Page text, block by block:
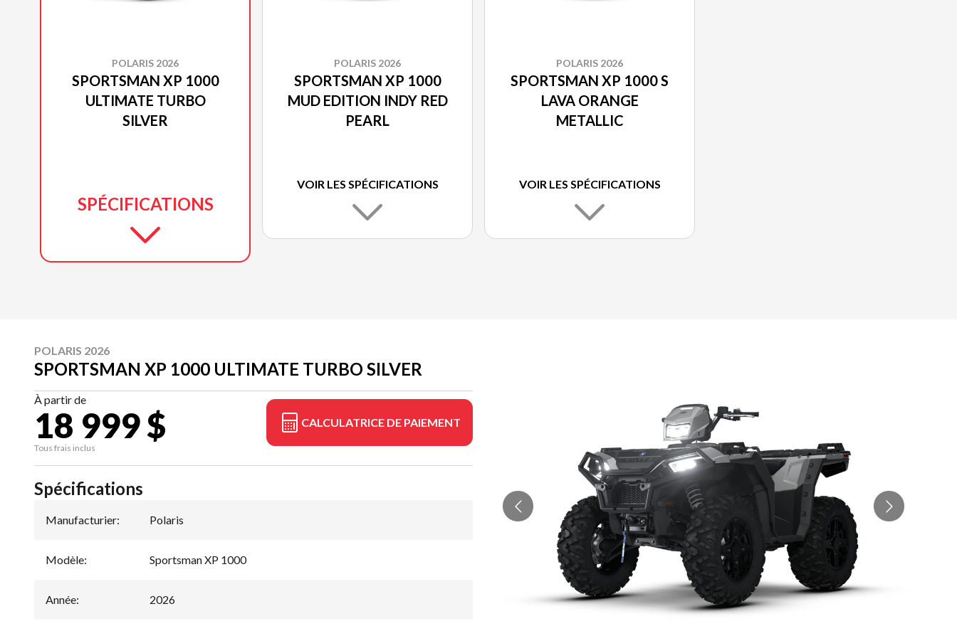
POLARIS 2026
SPORTSMAN XP 1000
ULTIMATE TURBO
SILVER
SPÉCIFICATIONS
POLARIS 2026
SPORTSMAN XP 1000
MUD EDITION INDY RED
PEARL
VOIR LES SPÉCIFICATIONS
POLARIS 2026
SPORTSMAN XP 1000 S
LAVA ORANGE
METALLIC
VOIR LES SPÉCIFICATIONS
POLARIS 2026
SPORTSMAN XP 1000 ULTIMATE TURBO SILVER
À partir de
18 999 $
Tous frais inclus
CALCULATRICE DE PAIEMENT
Spécifications
Manufacturier: Polaris
Modèle: Sportsman XP 1000
Année: 2026